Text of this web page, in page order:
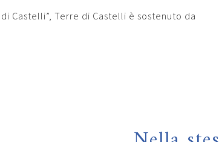
Castelli”, Terre di Castelli è sostenuto da